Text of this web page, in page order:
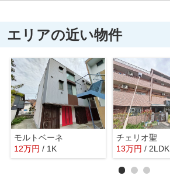
エリアの近い物件
モルトベーネ
12万円 / 1K
チェリオ聖
13万円 / 2LDK